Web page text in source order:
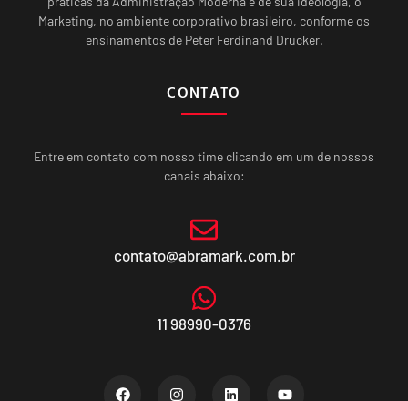
Marketing, no ambiente corporativo brasileiro, conforme os
ensinamentos de Peter Ferdinand Drucker.
CONTATO
Entre em contato com nosso time clicando em um de nossos
canais abaixo:
contato@abramark.com.br
11 98990-0376